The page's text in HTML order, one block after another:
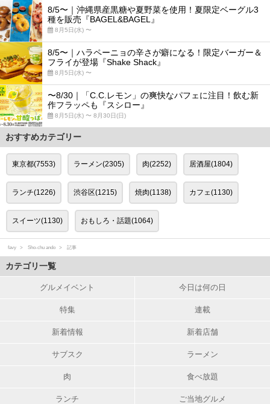
8/5〜｜沖縄県産黒糖や夏野菜を使用！夏限定ベーグル3
種を販売『BAGEL&BAGEL』
8月5日(水) 〜
8/5〜｜ハラペーニョの辛さが癖になる！限定バーガー＆
フライが登場『Shake Shack』
8月5日(水) 〜
〜8/30｜「C.C.レモン」の爽快なパフェに注目！飲む新
作フラッペも『スシロー』
8月5日(水) 〜 8月30日(日)
おすすめカテゴリー
東京都(7553) ラーメン(2305) 肉(2252) 居酒屋(1804)
ランチ(1226) 渋谷区(1215) 焼肉(1138) カフェ(1130)
スイーツ(1130) おもしろ・話題(1064)
favy Sho-chu ando 記事
カテゴリ一覧
グルメイベント 今日は何の日
特集 連載
新着情報 新着店舗
サブスク ラーメン
肉 食べ放題
ランチ ご当地グルメ